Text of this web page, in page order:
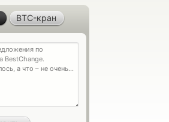
BTC-кран